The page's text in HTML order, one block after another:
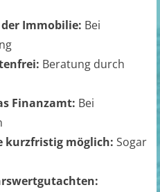
Immobilie: Bei
Beratung durch
Finanzamt: Bei
kurzfristig möglich: Sogar